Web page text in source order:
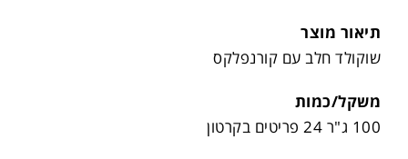
תיאור מוצר
שוקולד חלב עם קורנפלקס
משקל/כמות
100 ג"ר 24 פריטים בקרטון